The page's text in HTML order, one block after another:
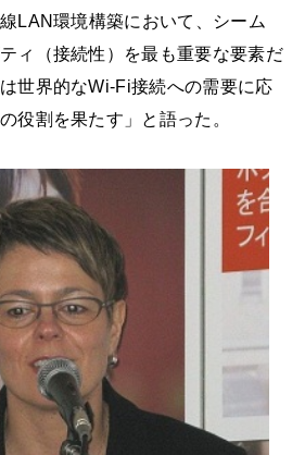
LAN環境構築において、シーム
ィ（接続性）を最も重要な要素だ
世界的なWi-Fi接続への需要に応
役割を果たす」と語った。